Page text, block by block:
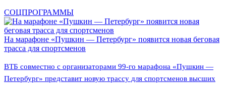
СОЦПРОГРАММЫ
На марафоне «Пушкин — Петербург» появится новая беговая
трасса для спортсменов
ВТБ совместно с организаторами 99-го марафона «Пушкин —
Петербург» представит новую трассу для спортсменов высших